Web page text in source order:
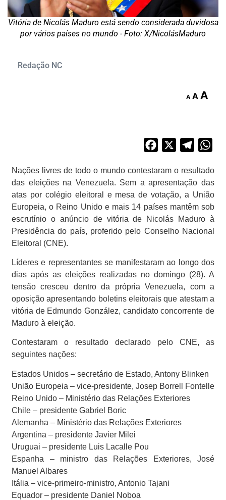
Vitória de Nicolás Maduro está sendo considerada duvidosa
por vários países no mundo - Foto: X/NicolásMaduro
Redação NC
A A A
Facebook
Nações livres de todo o mundo contestaram o resultado
das eleições na Venezuela. Sem a apresentação das
atas por colégio eleitoral e mesa de votação, a União
Europeia, o Reino Unido e mais 14 países mantêm sob
escrutínio o anúncio de vitória de Nicolás Maduro à
Presidência do país, proferido pelo Conselho Nacional
Eleitoral (CNE).
Líderes e representantes se manifestaram ao longo dos
dias após as eleições realizadas no domingo (28). A
tensão cresceu dentro da própria Venezuela, com a
oposição apresentando boletins eleitorais que atestam a
vitória de Edmundo González, candidato concorrente de
Maduro à eleição.
Contestaram o resultado declarado pelo CNE, as
seguintes nações:
Estados Unidos – secretário de Estado, Antony Blinken
União Europeia – vice-presidente, Josep Borrell Fontelle
Reino Unido – Ministério das Relações Exteriores
Chile – presidente Gabriel Boric
Alemanha – Ministério das Relações Exteriores
Argentina – presidente Javier Milei
Uruguai – presidente Luis Lacalle Pou
Espanha – ministro das Relações Exteriores, José
Manuel Albares
Itália – vice-primeiro-ministro, Antonio Tajani
Equador – presidente Daniel Noboa